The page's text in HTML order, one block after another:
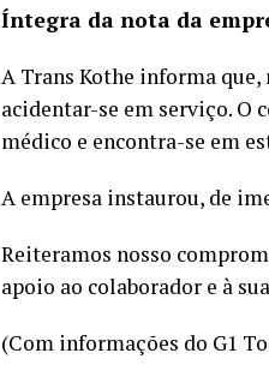
Íntegra da nota da
A Trans Kothe informa
acidentar-se em serviço.
médico e encontra-se em
A empresa instaurou, de
Reiteramos nosso
apoio ao colaborador e à
(Com informações do G1